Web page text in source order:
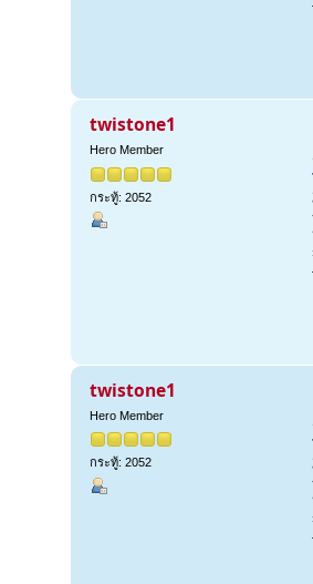
twistone1
Hero Member
กระทู้: 2052
twistone1
Hero Member
กระทู้: 2052